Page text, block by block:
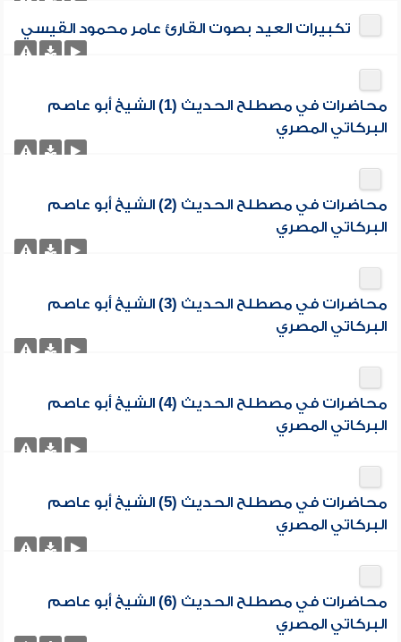
تكبيرات العيد بصوت القارئ عامر محمود القيسي
محاضرات في مصطلح الحديث (1) الشيخ أبو عاصم
البركاتي المصري
محاضرات في مصطلح الحديث (2) الشيخ أبو عاصم
البركاتي المصري
محاضرات في مصطلح الحديث (3) الشيخ أبو عاصم
البركاتي المصري
محاضرات في مصطلح الحديث (4) الشيخ أبو عاصم
البركاتي المصري
محاضرات في مصطلح الحديث (5) الشيخ أبو عاصم
البركاتي المصري
محاضرات في مصطلح الحديث (6) الشيخ أبو عاصم
البركاتي المصري